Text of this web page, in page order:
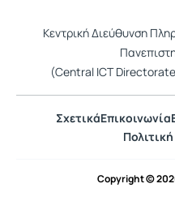
Κεντρική Διεύθυνση
(Central ICT
ΣχετικάΕπικοινωνία
Copyright ©